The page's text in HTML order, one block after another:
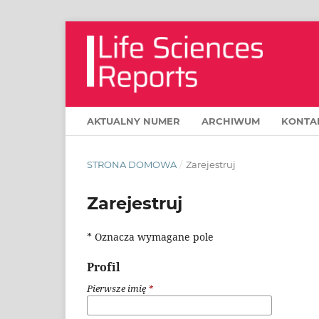
AKTUALNY NUMER ARCHIWUM
STRONA DOMOWA / Zarejestruj
Zarejestruj
* Oznacza wymagane pole
Profil
Pierwsze imię*